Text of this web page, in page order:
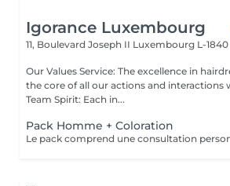
Igorance Luxembourg
11, Boulevard Joseph II Luxembourg L-1840
Our Values Service: The excellence in hairdressing service is at
the core of all our actions and interactions
Team Spirit: Each in...
Pack Homme + Coloration